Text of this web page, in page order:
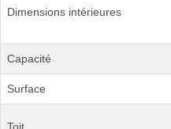
Dimensions intérieures
Capacité
Surface
Toit